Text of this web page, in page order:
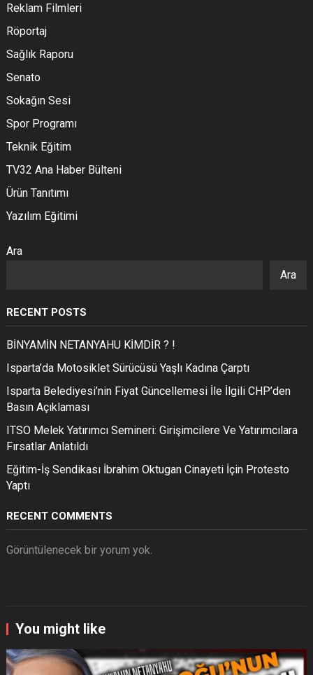
Reklam Filmleri
Röportaj
Sağlık Raporu
Senato
Sokağın Sesi
Spor Programı
Teknik Eğitim
TV32 Ana Haber Bülteni
Ürün Tanıtımı
Yazılım Eğitimi
Ara
Ara
RECENT POSTS
BİNYAMİN NETANYAHU KİMDİR ? !
Isparta’da Motosiklet Sürücüsü Yaşlı Kadına Çarptı
Isparta Belediyesi’nin Fiyat Güncellemesi İle İlgili CHP’den
Basın Açıklaması
ITSO Melek Yatırımcı Semineri: Girişimcilere Ve Yatırımcılara
Fırsatlar Anlatıldı
Eğitim-İş Sendikası İbrahim Oktugan Cinayeti İçin Protesto
Yaptı
RECENT COMMENTS
Görüntülenecek bir yorum yok.
You might like